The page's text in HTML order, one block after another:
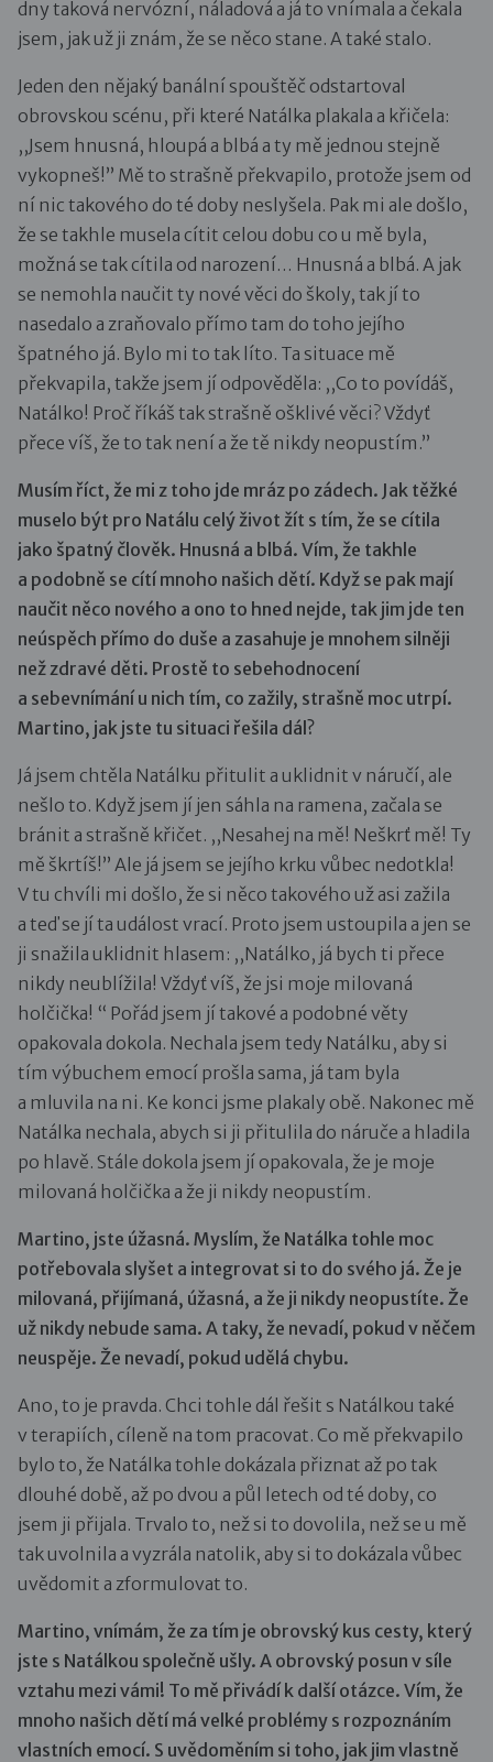
dny taková nervózní, náladová a já to vnímala a čekala
jsem, jak už ji znám, že se něco stane. A také stalo.
Jeden den nějaký banální spouštěč odstartoval
obrovskou scénu, při které Natálka plakala a křičela:
,,Jsem hnusná, hloupá a blbá a ty mě jednou stejně
vykopneš!” Mě to strašně překvapilo, protože jsem od
ní nic takového do té doby neslyšela. Pak mi ale došlo,
že se takhle musela cítit celou dobu co u mě byla,
možná se tak cítila od narození… Hnusná a blbá. A jak
se nemohla naučit ty nové věci do školy, tak jí to
nasedalo a zraňovalo přímo tam do toho jejího
špatného já. Bylo mi to tak líto. Ta situace mě
překvapila, takže jsem jí odpověděla: ,,Co to povídáš,
Natálko! Proč říkáš tak strašně ošklivé věci? Vždyť
přece víš, že to tak není a že tě nikdy neopustím.”
Musím říct, že mi z toho jde mráz po zádech. Jak těžké
muselo být pro Natálu celý život žít s tím, že se cítila
jako špatný člověk. Hnusná a blbá. Vím, že takhle
a podobně se cítí mnoho našich dětí. Když se pak mají
naučit něco nového a ono to hned nejde, tak jim jde ten
neúspěch přímo do duše a zasahuje je mnohem silněji
než zdravé děti. Prostě to sebehodnocení
a sebevnímání u nich tím, co zažily, strašně moc utrpí.
Martino, jak jste tu situaci řešila dál?
Já jsem chtěla Natálku přitulit a uklidnit v náručí, ale
nešlo to. Když jsem jí jen sáhla na ramena, začala se
bránit a strašně křičet. ,,Nesahej na mě! Neškrť mě! Ty
mě škrtíš!” Ale já jsem se jejího krku vůbec nedotkla!
V tu chvíli mi došlo, že si něco takového už asi zažila
a teď se jí ta událost vrací. Proto jsem ustoupila a jen se
ji snažila uklidnit hlasem: ,,Natálko, já bych ti přece
nikdy neublížila! Vždyť víš, že jsi moje milovaná
holčička! “ Pořád jsem jí takové a podobné věty
opakovala dokola. Nechala jsem tedy Natálku, aby si
tím výbuchem emocí prošla sama, já tam byla
a mluvila na ni. Ke konci jsme plakaly obě. Nakonec mě
Natálka nechala, abych si ji přitulila do náruče a hladila
po hlavě. Stále dokola jsem jí opakovala, že je moje
milovaná holčička a že ji nikdy neopustím.
Martino, jste úžasná. Myslím, že Natálka tohle moc
potřebovala slyšet a integrovat si to do svého já. Že je
milovaná, přijímaná, úžasná, a že ji nikdy neopustíte. Že
už nikdy nebude sama. A taky, že nevadí, pokud v něčem
neuspěje. Že nevadí, pokud udělá chybu.
Ano, to je pravda. Chci tohle dál řešit s Natálkou také
v terapiích, cíleně na tom pracovat. Co mě překvapilo
bylo to, že Natálka tohle dokázala přiznat až po tak
dlouhé době, až po dvou a půl letech od té doby, co
jsem ji přijala. Trvalo to, než si to dovolila, než se u mě
tak uvolnila a vyzrála natolik, aby si to dokázala vůbec
uvědomit a zformulovat to.
Martino, vnímám, že za tím je obrovský kus cesty, který
jste s Natálkou společně ušly. A obrovský posun v síle
vztahu mezi vámi! To mě přivádí k další otázce. Vím, že
mnoho našich dětí má velké problémy s rozpoznáním
vlastních emocí. S uvědoměním si toho, jak jim vlastně